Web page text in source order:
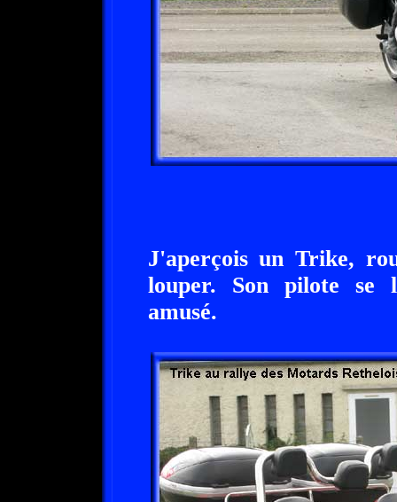
J'aperçois un Trike,
louper. Son pilote se
amusé.